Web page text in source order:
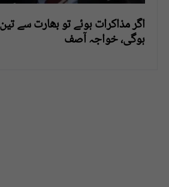
اگر مذاکرات ہوئے تو بھارت سے
ہوگی، خواجہ آصف